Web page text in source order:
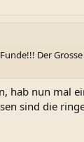
Funde!!! Der
hab nun mal
sind die